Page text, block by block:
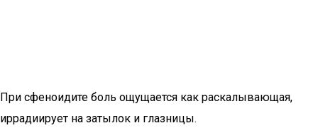
При сфеноидите боль ощущается как раскалывающая,
иррадиирует на затылок и глазницы.